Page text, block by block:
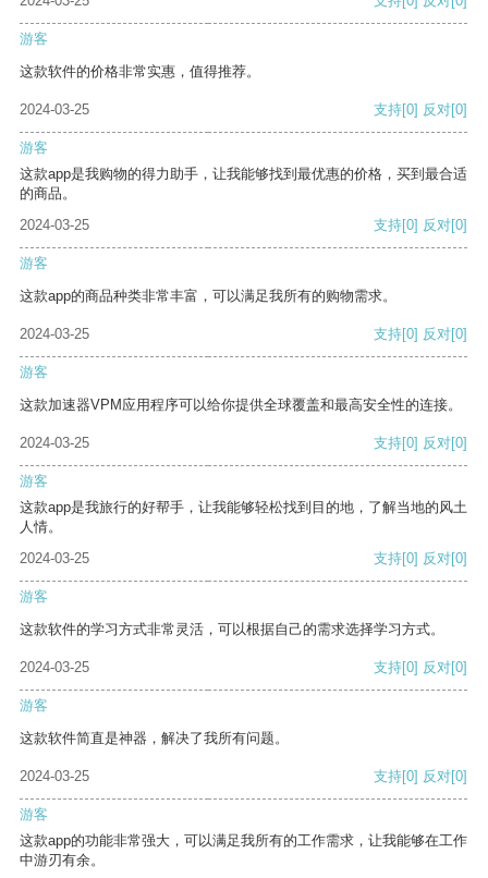
游客
这款软件的价格非常实惠，值得推荐。
2024-03-25 支持[0] 反对[0]
游客
这款app是我购物的得力助手，让我能够找到最优惠的价格，买到最合适
的商品。
2024-03-25
支持[0] 反对[0]
游客
这款app的商品种类非常丰富，可以满足我所有的购物需求。
2024-03-25 支持[0] 反对[0]
游客
这款加速器VPM应用程序可以给你提供全球覆盖和最高安全性的连接。
2024-03-25 支持[0] 反对[0]
游客
这款app是我旅行的好帮手，让我能够轻松找到目的地，了解当地的风土
人情。
2024-03-25
支持[0] 反对[0]
游客
这款软件的学习方式非常灵活，可以根据自己的需求选择学习方式。
2024-03-25 支持[0] 反对[0]
游客
这款软件简直是神器，解决了我所有问题。
2024-03-25 支持[0] 反对[0]
游客
这款app的功能非常强大，可以满足我所有的工作需求，让我能够在工作
中游刃有余。